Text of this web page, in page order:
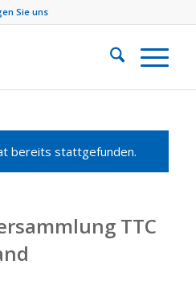
Sie uns
bereits stattgefunden.
TTC